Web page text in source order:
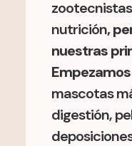
nutrición,
nuestras
mascotas
digestión,